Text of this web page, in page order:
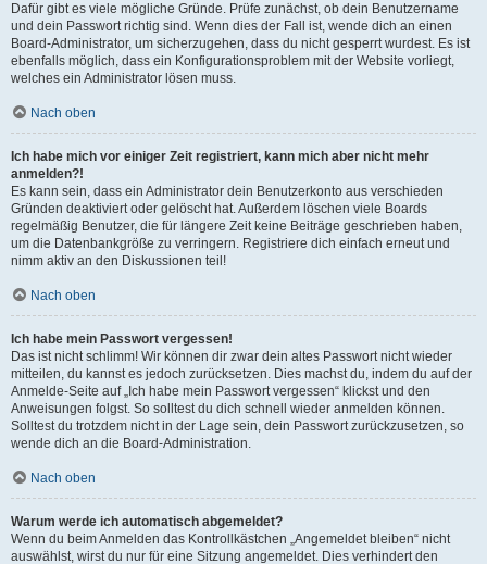
Dafür gibt es viele mögliche Gründe. Prüfe zunächst, ob dein Benutzername
und dein Passwort richtig sind. Wenn dies der Fall ist, wende dich an einen
Board-Administrator, um sicherzugehen, dass du nicht gesperrt wurdest. Es ist
ebenfalls möglich, dass ein Konfigurationsproblem mit der Website vorliegt,
welches ein Administrator lösen muss.
Nach oben
Ich habe mich vor einiger Zeit registriert, kann mich aber nicht mehr
anmelden?!
Es kann sein, dass ein Administrator dein Benutzerkonto aus verschieden
Gründen deaktiviert oder gelöscht hat. Außerdem löschen viele Boards
regelmäßig Benutzer, die für längere Zeit keine Beiträge geschrieben haben,
um die Datenbankgröße zu verringern. Registriere dich einfach erneut und
nimm aktiv an den Diskussionen teil!
Nach oben
Ich habe mein Passwort vergessen!
Das ist nicht schlimm! Wir können dir zwar dein altes Passwort nicht wieder
mitteilen, du kannst es jedoch zurücksetzen. Dies machst du, indem du auf der
Anmelde-Seite auf „Ich habe mein Passwort vergessen“ klickst und den
Anweisungen folgst. So solltest du dich schnell wieder anmelden können.
Solltest du trotzdem nicht in der Lage sein, dein Passwort zurückzusetzen, so
wende dich an die Board-Administration.
Nach oben
Warum werde ich automatisch abgemeldet?
Wenn du beim Anmelden das Kontrollkästchen „Angemeldet bleiben“ nicht
auswählst, wirst du nur für eine Sitzung angemeldet. Dies verhindert den